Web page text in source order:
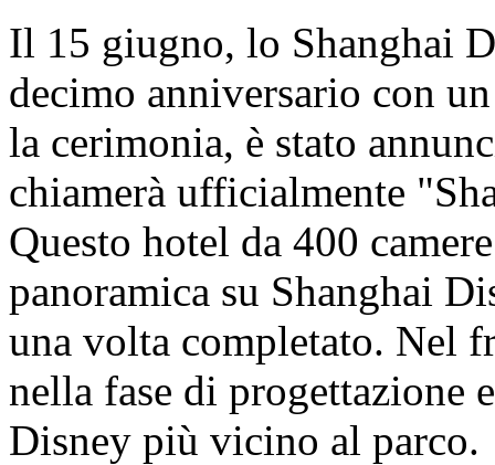
Il 15 giugno, lo Shanghai
decimo anniversario con
la cerimonia, è stato
chiamerà ufficialmente
Questo hotel da 400
panoramica su Shanghai
una volta completato. Nel
nella fase di progettazione
Disney più vicino al parco.